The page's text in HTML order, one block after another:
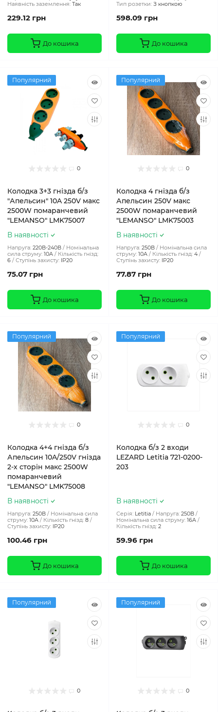
Наявність заземлення: Так
229.12 грн
До кошика
Тип розетки: З кнопкою
598.09 грн
До кошика
Популярний
0
Колодка 3+3 гнізда б/з
"Апельсин" 10A 250V макс
2500W помаранчевий
"LEMANSO" LMK75007
В наявності
Напруга: 220В-240В
Номінальна
сила струму: 10A
Кількість гнізд:
6
Ступінь захисту: IP20
75.07 грн
До кошика
Популярний
0
Колодка 4 гнізда б/з
Апельсин 250V макс
2500W помаранчевий
"LEMANSO" LMK75003
В наявності
Напруга: 250В
Номінальна сила
струму: 10A Кількість гнізд: 4
Ступінь захисту: IP20
77.87 грн
До кошика
Популярний
0
Колодка 4+4 гнізда б/з
Апельсин 10A/250V гнізда
2-х сторін макс 2500W
помаранчевий
"LEMANSO" LMK75008
В наявності
Напруга: 250В
Номінальна сила
струму: 10A Кількість гнізд: 8
Ступінь захисту: IP20
100.46 грн
До кошика
Популярний
0
Колодка б/з 2 входи
LEZARD Letitia 721-0200-
203
В наявності
Серія: Letitia Напруга: 250В
Номінальна сила струму: 16A
Кількість гнізд: 2
59.96 грн
До кошика
Популярний
0
Популярний
0